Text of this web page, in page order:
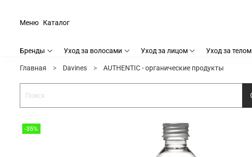
Каталог
Меню
Бренды Уход за волосами Уход за лицом Уход за телом
Главная Davines AUTHENTIC - органические продукты
-35%